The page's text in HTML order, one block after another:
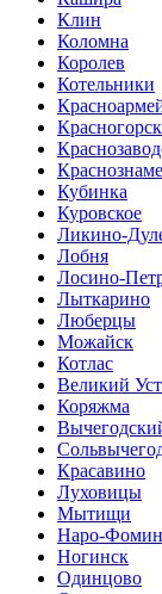
Клин
Коломна
Королев
Котельники
Красногорск
Кубинка
Куровское
Ликино-
Лобня
Лосино-
Лыткарино
Люберцы
Можайск
Котлас
Великий
Коряжма
Красавино
Луховицы
Мытищи
Наро-
Ногинск
Одинцово